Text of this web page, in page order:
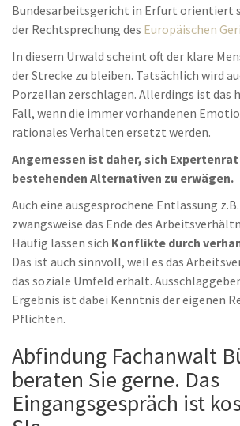
Bundesarbeitsgericht in Erfurt orientiert
der Rechtsprechung des Europäischen
In diesem Urwald scheint oft der klare
der Strecke zu bleiben. Tatsächlich wird
Porzellan zerschlagen. Allerdings ist das
Fall, wenn die immer vorhandenen
rationales Verhalten ersetzt werden.
Angemessen ist daher, sich
bestehenden Alternativen zu erwägen.
Auch eine ausgesprochene Entlassung
zwangsweise das Ende des
Häufig lassen sich Konflikte durch
Das ist auch sinnvoll, weil es das
das soziale Umfeld erhält.
Ergebnis ist dabei Kenntnis der eigenen
Pflichten.
Abfindung Fachanwalt
beraten Sie gerne. Das
Eingangsgespräch ist